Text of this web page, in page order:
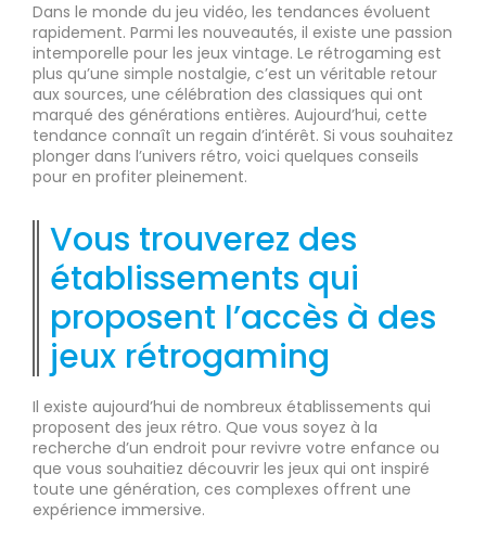
Dans le monde du jeu vidéo, les tendances évoluent
rapidement. Parmi les nouveautés, il existe une passion
intemporelle pour les jeux vintage. Le rétrogaming est
plus qu’une simple nostalgie, c’est un véritable retour
aux sources, une célébration des classiques qui ont
marqué des générations entières. Aujourd’hui, cette
tendance connaît un regain d’intérêt. Si vous souhaitez
plonger dans l’univers rétro, voici quelques conseils
pour en profiter pleinement.
Vous trouverez des
établissements qui
proposent l’accès à des
jeux rétrogaming
Il existe aujourd’hui de nombreux établissements qui
proposent des jeux rétro. Que vous soyez à la
recherche d’un endroit pour revivre votre enfance ou
que vous souhaitiez découvrir les jeux qui ont inspiré
toute une génération, ces complexes offrent une
expérience immersive.